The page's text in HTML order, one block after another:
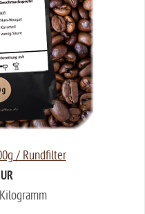
/ Rundfilter